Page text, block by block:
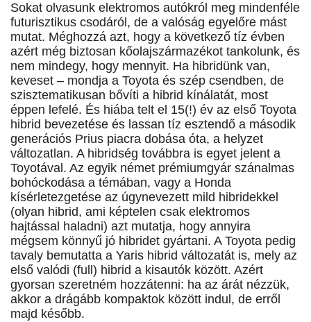
Sokat olvasunk elektromos autókról meg mindenféle
futurisztikus csodáról, de a valóság egyelőre mást
mutat. Méghozzá azt, hogy a következő tíz évben
azért még biztosan kőolajszármazékot tankolunk, és
nem mindegy, hogy mennyit. Ha hibridünk van,
keveset – mondja a Toyota és szép csendben, de
szisztematikusan bővíti a hibrid kínálatát, most
éppen lefelé. És hiába telt el 15(!) év az első Toyota
hibrid bevezetése és lassan tíz esztendő a második
generációs Prius piacra dobása óta, a helyzet
változatlan. A hibridség továbbra is egyet jelent a
Toyotával. Az egyik német prémiumgyár szánalmas
bohóckodása a témában, vagy a Honda
kísérletezgetése az úgynevezett mild hibridekkel
(olyan hibrid, ami képtelen csak elektromos
hajtással haladni) azt mutatja, hogy annyira
mégsem könnyű jó hibridet gyártani. A Toyota pedig
tavaly bemutatta a Yaris hibrid változatát is, mely az
első valódi (full) hibrid a kisautók között. Azért
gyorsan szeretném hozzátenni: ha az árát nézzük,
akkor a drágább kompaktok között indul, de erről
majd később.